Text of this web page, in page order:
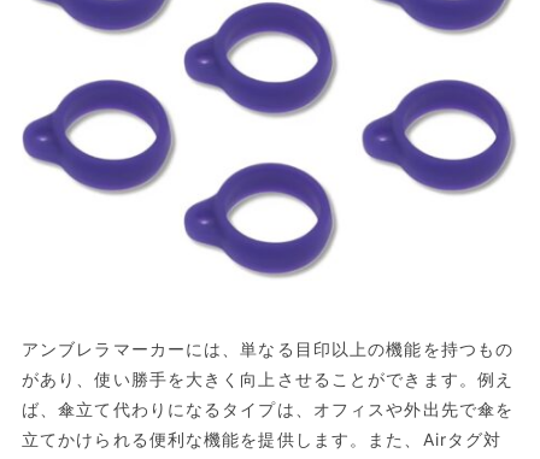
アンブレラマーカーには、単なる目印以上の機能を持つもの
があり、使い勝手を大きく向上させることができます。例え
ば、傘立て代わりになるタイプは、オフィスや外出先で傘を
立てかけられる便利な機能を提供します。また、Airタグ対